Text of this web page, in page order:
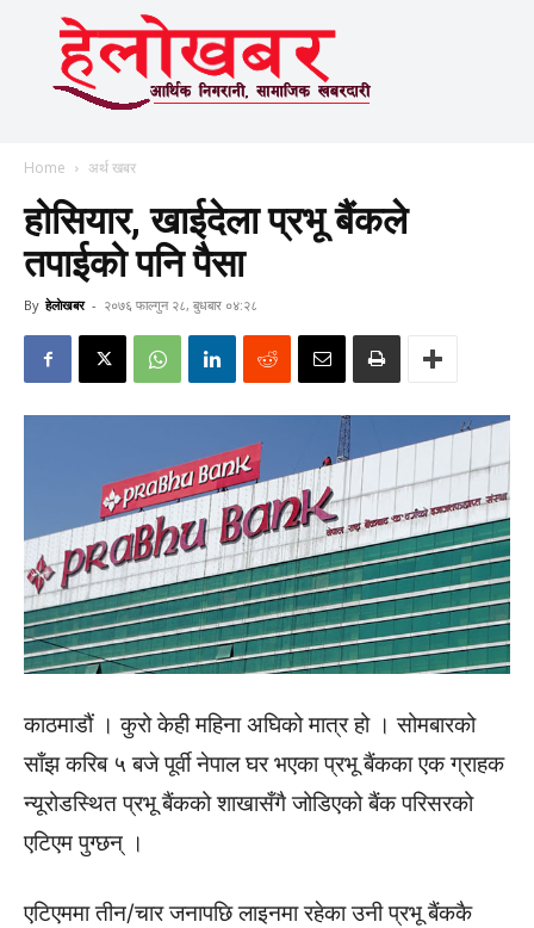
Home अर्थ खबर
होसियार, खाईदेला प्रभू बैंकले
तपाईको पनि पैसा
By हेलाेखबर - २०७६ फाल्गुन २८, बुधबार ०४:२८
काठमाडौं । कुरो केही महिना अघिको मात्र हो । सोमबारको
साँझ करिब ५ बजे पूर्वी नेपाल घर भएका प्रभू बैंकका एक ग्राहक
न्यूरोडस्थित प्रभू बैंकको शाखासँगै जोडिएको बैंक परिसरको
एटिएम पुग्छन् ।
एटिएममा तीन/चार जनापछि लाइनमा रहेका उनी प्रभू बैंककै